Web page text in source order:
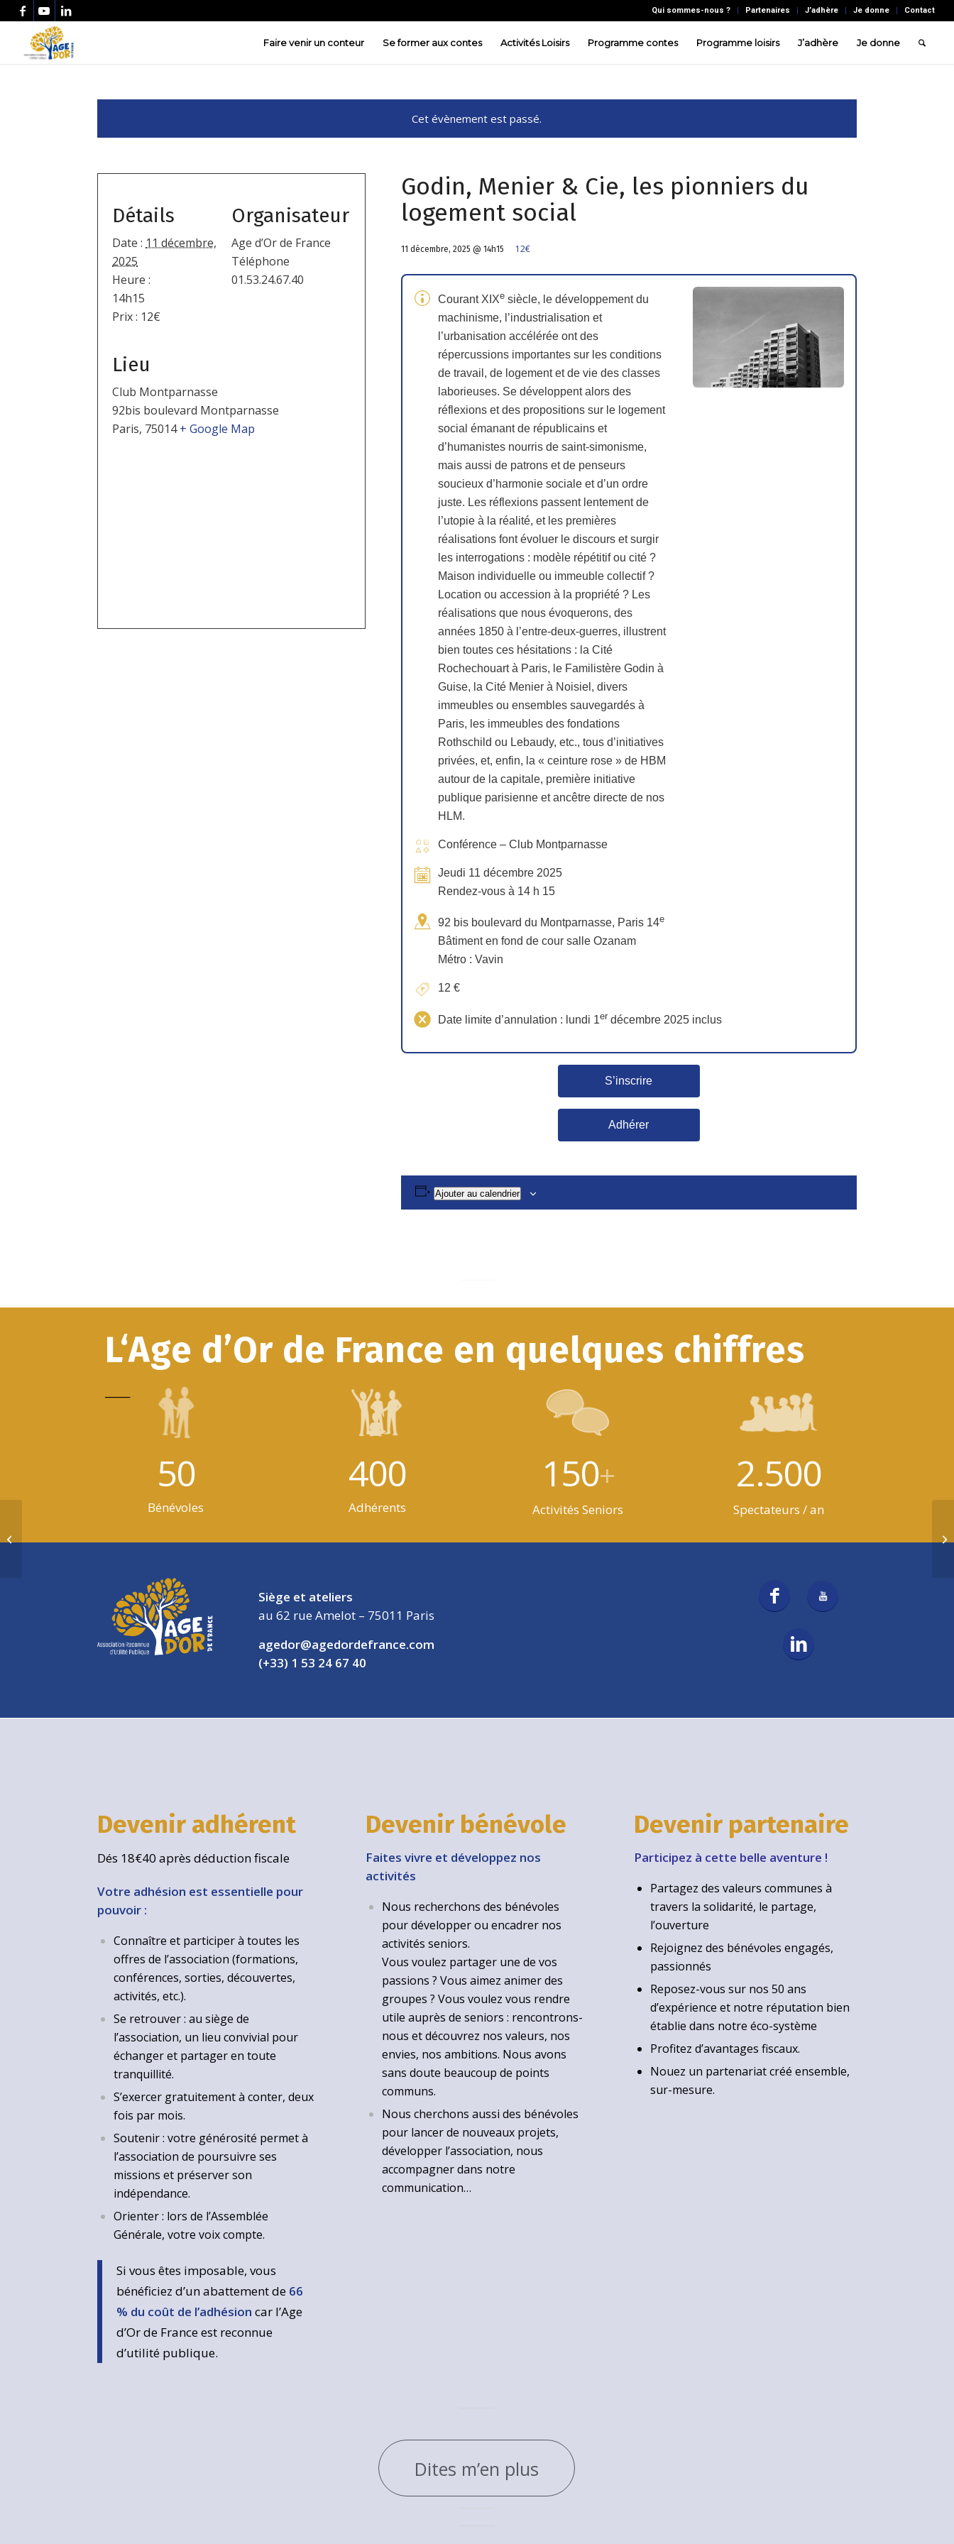
Qui sommes-nous ? Partenaires J’adhère Je donne Contact
Faire venir un conteur Se former aux contes Activités Loisirs Programme contes Programme loisirs J’adhère Je donne
Cet évènement est passé.
Godin, Menier & Cie, les pionniers du
logement social
11 décembre, 2025 @ 14h15 12€
Courant XIXe siècle, le développement du
machinisme, l’industrialisation et
l’urbanisation accélérée ont des
répercussions importantes sur les conditions
de travail, de logement et de vie des classes
laborieuses. Se développent alors des
réflexions et des propositions sur le logement
social émanant de républicains et
d’humanistes nourris de saint-simonisme,
mais aussi de patrons et de penseurs
soucieux d’harmonie sociale et d’un ordre
juste. Les réflexions passent lentement de
l’utopie à la réalité, et les premières
réalisations font évoluer le discours et surgir
les interrogations : modèle répétitif ou cité ?
Maison individuelle ou immeuble collectif ?
Location ou accession à la propriété ? Les
réalisations que nous évoquerons, des
années 1850 à l’entre-deux-guerres, illustrent
bien toutes ces hésitations : la Cité
Rochechouart à Paris, le Familistère Godin à
Guise, la Cité Menier à Noisiel, divers
immeubles ou ensembles sauvegardés à
Paris, les immeubles des fondations
Rothschild ou Lebaudy, etc., tous d’initiatives
privées, et, enfin, la « ceinture rose » de HBM
autour de la capitale, première initiative
publique parisienne et ancêtre directe de nos
HLM.
Conférence – Club Montparnasse
Jeudi 11 décembre 2025
Rendez-vous à 14 h 15
92 bis boulevard du Montparnasse, Paris 14e
Bâtiment en fond de cour salle Ozanam
Métro : Vavin
12 €
Date limite d’annulation : lundi 1er décembre 2025 inclus
S’inscrire
Adhérer
Ajouter au calendrier
Détails
Date : 11 décembre,
2025
Heure :
14h15
Prix : 12€
Organisateur
Age d’Or de France
Téléphone
01.53.24.67.40
Lieu
Club Montparnasse
92bis boulevard Montparnasse
Paris, 75014 + Google Map
L‘Age d’Or de France en quelques chiffres
50
Bénévoles
400
Adhérents
150+
Activités Seniors
2.500
Spectateurs / an
Siège et ateliers
au 62 rue Amelot – 75011 Paris
agedor@agedordefrance.com
(+33) 1 53 24 67 40
Devenir adhérent
Dés 18€40 après déduction fiscale
Votre adhésion est essentielle pour
pouvoir :
Connaître et participer à toutes les
offres de l’association (formations,
conférences, sorties, découvertes,
activités, etc.).
Se retrouver : au siège de
l’association, un lieu convivial pour
échanger et partager en toute
tranquillité.
S’exercer gratuitement à conter, deux
fois par mois.
Soutenir : votre générosité permet à
l’association de poursuivre ses
missions et préserver son
indépendance.
Orienter : lors de l’Assemblée
Générale, votre voix compte.
Si vous êtes imposable, vous
bénéficiez d’un abattement de 66
% du coût de l’adhésioncar l’Age
d’Or de France est reconnue
d’utilité publique.
Devenir bénévole
Faites vivre et développez nos
activités
Nous recherchons des bénévoles
pour développer ou encadrer nos
activités seniors.
Vous voulez partager une de vos
passions ? Vous aimez animer des
groupes ? Vous voulez vous rendre
utile auprès de seniors : rencontrons-
nous et découvrez nos valeurs, nos
envies, nos ambitions. Nous avons
sans doute beaucoup de points
communs.
Nous cherchons aussi des bénévoles
pour lancer de nouveaux projets,
développer l’association, nous
accompagner dans notre
communication…
Devenir partenaire
Participez à cette belle aventure !
Partagez des valeurs communes à
travers la solidarité, le partage,
l’ouverture
Rejoignez des bénévoles engagés,
passionnés
Reposez-vous sur nos 50 ans
d’expérience et notre réputation bien
établie dans notre éco-système
Profitez d’avantages fiscaux.
Nouez un partenariat créé ensemble,
sur-mesure.
Dites m’en plus
et